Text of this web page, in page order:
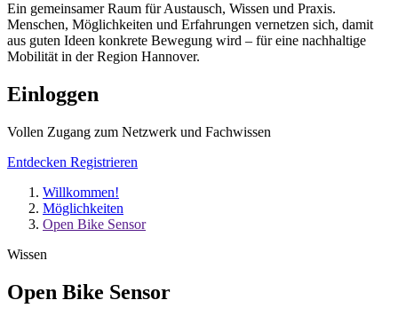
Ein gemeinsamer Raum für Austausch, Wissen und Praxis.
Menschen, Möglichkeiten und Erfahrungen vernetzen sich, damit
aus guten Ideen konkrete Bewegung wird – für eine nachhaltige
Mobilität in der Region Hannover.
Einloggen
Vollen Zugang zum Netzwerk und Fachwissen
Entdecken Registrieren
Willkommen!
Möglichkeiten
Open Bike Sensor
Wissen
Open Bike Sensor